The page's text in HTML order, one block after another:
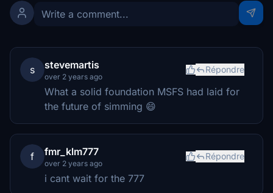
s stevemartis
over 2 years ago
Répondre
What a solid foundation MSFS had laid for
the future of simming 😄
f fmr_klm777
over 2 years ago
Répondre
i cant wait for the 777